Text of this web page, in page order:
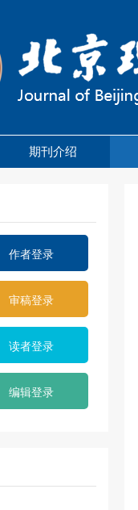
期刊介绍
作者登录
审稿登录
读者登录
编辑登录